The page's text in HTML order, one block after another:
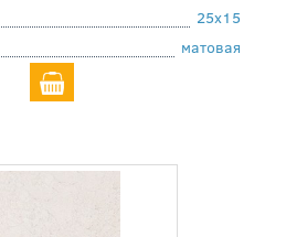
25x15
матовая